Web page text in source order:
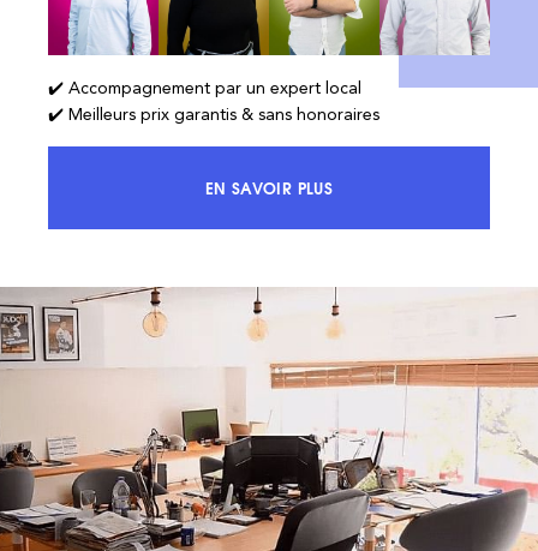
✔️ Accompagnement par un expert local
✔️ Meilleurs prix garantis & sans honoraires
EN SAVOIR PLUSACCÉDEZ À 100% DU MARCHÉ ET